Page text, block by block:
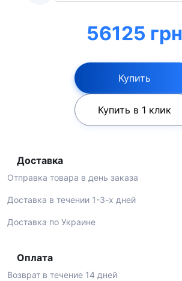
56125 грн
Купить
Купить в 1 клик
Доставка
Отправка товара в день заказа
Доставка в течении 1-3-х дней
Доставка по Украине
Оплата
Возврат в течение 14 дней